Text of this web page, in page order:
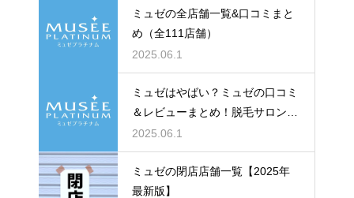
ミュゼの全店舗一覧&口コミまと
め（全111店舗）
2025.06.1
ミュゼはやばい？ミュゼの口コミ
＆レビューまとめ！脱毛サロン
「ミュゼプラチナム」のレビュー
＆評価の真実とは？【各店舗口コ
ミ一覧】
2025.06.1
ミュゼの閉店店舗一覧【2025年
最新版】